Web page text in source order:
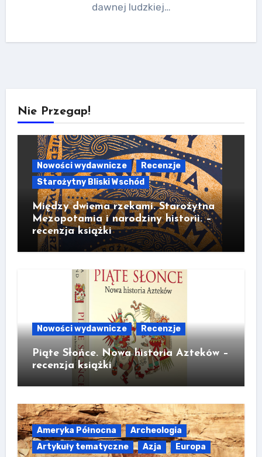
dawnej ludzkiej…
Nie Przegap!
Nowości wydawnicze
Recenzje
Starożytny Bliski Wschód
Między dwiema rzekami. Starożytna
Mezopotamia i narodziny historii. –
recenzja książki
Nowości wydawnicze Recenzje
Piąte Słońce. Nowa historia Azteków –
recenzja książki
Ameryka Północna
Archeologia
Artykuły tematyczne
Azja
Europa